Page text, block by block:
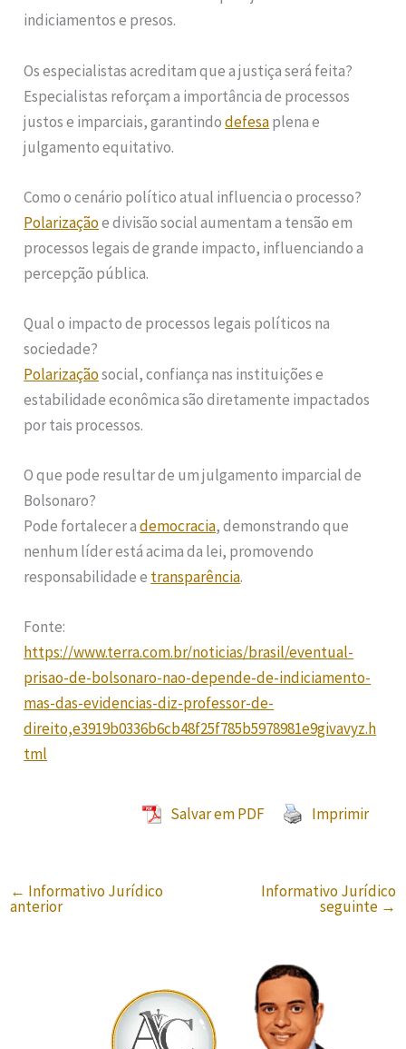
indiciamentos e presos.
Os especialistas acreditam que a justiça será feita?
Especialistas reforçam a importância de processos
justos e imparciais, garantindodefesaplena e
julgamento equitativo.
Como o cenário político atual influencia o processo?
Polarizaçãoe divisão social aumentam a tensão em
processos legais de grande impacto, influenciando a
percepção pública.
Qual o impacto de processos legais políticos na
sociedade?
Polarizaçãosocial, confiança nas instituições e
estabilidade econômica são diretamente impactados
por tais processos.
O que pode resultar de um julgamento imparcial de
Bolsonaro?
Pode fortalecer ademocracia, demonstrando que
nenhum líder está acima da lei, promovendo
responsabilidade e transparência.
Fonte:
https://www.terra.com.br/noticias/brasil/eventual-
prisao-de-bolsonaro-nao-depende-de-indiciamento-
mas-das-evidencias-diz-professor-de-
direito,e3919b0336b6cb48f25f785b5978981e9givavyz.h
tml
Salvar em PDF Imprimir
← Informativo Jurídico
anterior
Informativo Jurídico
seguinte →